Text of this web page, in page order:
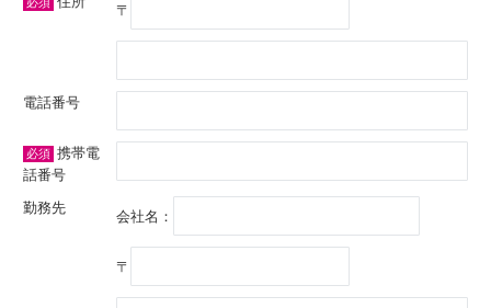
〒
電話番号
必須 携帯電
話番号
勤務先
会社名：
〒